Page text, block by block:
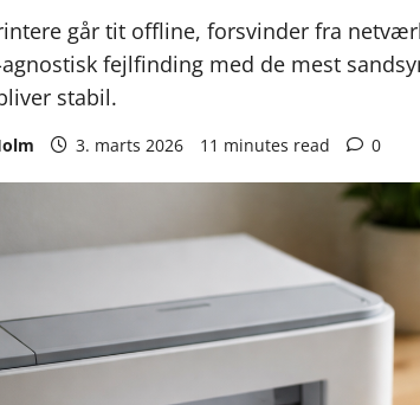
går tit offline, forsvinder fra
fejlfinding med de mest
stabil.
3. marts 2026 11 minutes read 0